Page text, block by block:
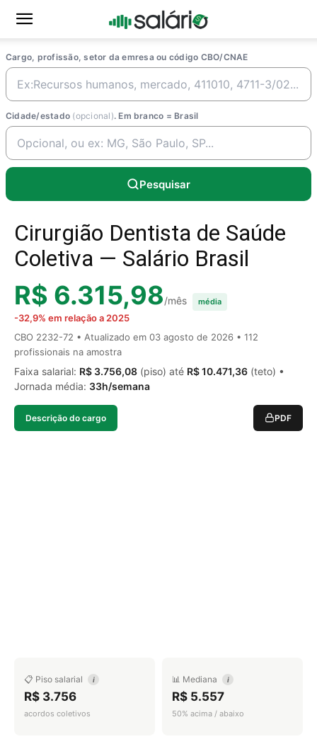
Cargo, profissão, setor da emresa ou código CBO/CNAE
Cidade/estado (opcional). Em branco = Brasil
Pesquisar
Cirurgião Dentista de Saúde
Coletiva — Salário Brasil
R$ 6.315,98/mês média
-32,9% em relação a 2025
CBO 2232-72 • Atualizado em 03 agosto de 2026 • 112
profissionais na amostra
Faixa salarial: R$ 3.756,08 (piso) até R$ 10.471,36 (teto) •
Jornada média: 33h/semana
Descrição do cargo PDF
📋 Piso salarial i
R$ 3.756
acordos coletivos
📊 Mediana i
R$ 5.557
50% acima / abaixo